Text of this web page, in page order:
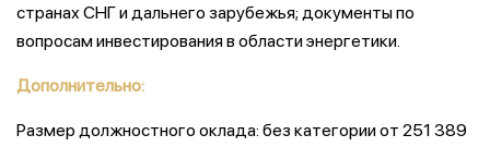
странах СНГ и дальнего зарубежья; документы по
вопросам инвестирования в области энергетики.
Дополнительно:
Размер должностного оклада: без категории от 251 389